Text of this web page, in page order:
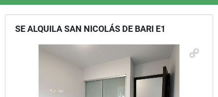
SE ALQUILA SAN NICOLÁS DE BARI E1